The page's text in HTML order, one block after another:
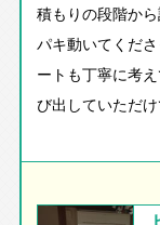
積もりの段階か
パキ動いてくだ
ートも丁寧に考
び出していただけ